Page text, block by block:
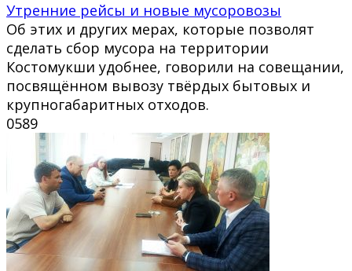
Утренние рейсы и новые мусоровозы
Об этих и других мерах, которые позволят
сделать сбор мусора на территории
Костомукши удобнее, говорили на совещании,
посвящённом вывозу твёрдых бытовых и
крупногабаритных отходов.
0589